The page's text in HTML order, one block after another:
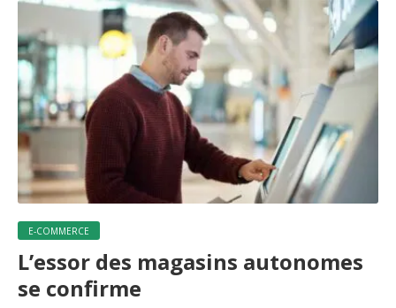
E-COMMERCE
L’essor des magasins autonomes
se confirme